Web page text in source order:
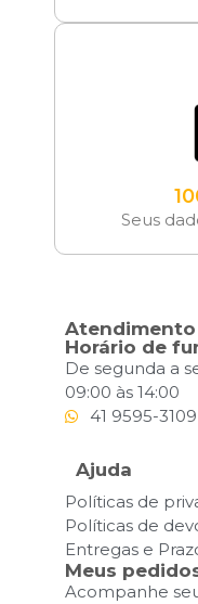
Seus
Atendimento
Horário de
De segunda a
09:00 às 14:00
41 9595-3109
Ajuda
Políticas de
Políticas de
Entregas e
Meus
Acompanhe